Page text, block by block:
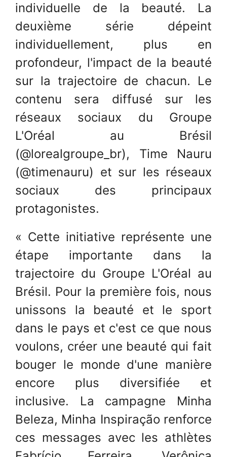
individuelle de la beauté. La
deuxième série dépeint
individuellement, plus en
profondeur, l'impact de la beauté
sur la trajectoire de chacun. Le
contenu sera diffusé sur les
réseaux sociaux du Groupe
L'Oréal au Brésil
(@lorealgroupe_br), Time Nauru
(@timenauru) et sur les réseaux
sociaux des principaux
protagonistes.
« Cette initiative représente une
étape importante dans la
trajectoire du Groupe L'Oréal au
Brésil. Pour la première fois, nous
unissons la beauté et le sport
dans le pays et c'est ce que nous
voulons, créer une beauté qui fait
bouger le monde d'une manière
encore plus diversifiée et
inclusive. La campagne Minha
Beleza, Minha Inspiração renforce
ces messages avec les athlètes